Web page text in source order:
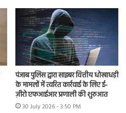
पंजाब पुलिस द्वारा साइबर वित्तीय धोखाधड़ी
के मामलों में त्वरित कार्रवाई के लिए ई-
ज़ीरो एफआईआर प्रणाली की शुरुआत
30 July 2026 - 3:50 PM